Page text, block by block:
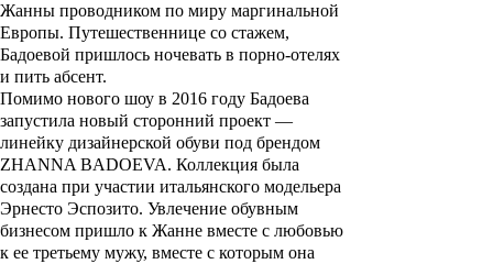
Жанны проводником по миру маргинальной
Европы. Путешественнице со стажем,
Бадоевой пришлось ночевать в порно-отелях
и пить абсент.
Помимо нового шоу в 2016 году Бадоева
запустила новый сторонний проект —
линейку дизайнерской обуви под брендом
ZHANNA BADOEVA. Коллекция была
создана при участии итальянского модельера
Эрнесто Эспозито. Увлечение обувным
бизнесом пришло к Жанне вместе с любовью
к ее третьему мужу, вместе с которым она